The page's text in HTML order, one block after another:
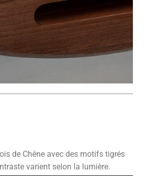
de Chêne avec des motifs tigrés
varient selon la lumière.